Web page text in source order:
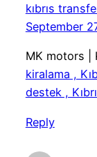
kıbrıs
September
MK motors |
kiralama ,
destek ,
Reply